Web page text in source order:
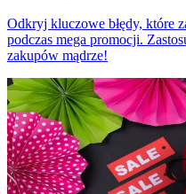
Odkryj kluczowe błędy, które
podczas mega promocji.
zakupów mądrze!